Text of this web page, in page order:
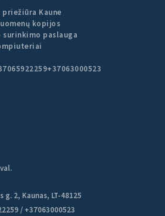
Kaune
kopijos
paslauga
+37063000523
g. 2, Kaunas, LT-48125
/ +37063000523